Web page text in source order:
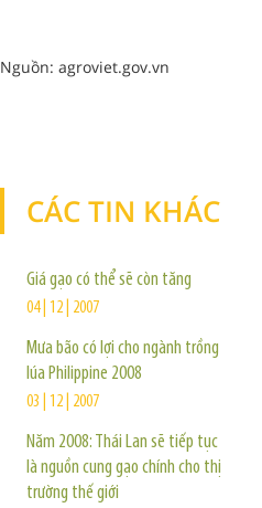
Nguồn: agroviet.gov.vn
CÁC TIN KHÁC
Giá gạo có thể sẽ còn tăng
04 | 12 | 2007
Mưa bão có lợi cho ngành trồng
lúa Philippine 2008
03 | 12 | 2007
Năm 2008: Thái Lan sẽ tiếp tục
là nguồn cung gạo chính cho thị
trường thế giới